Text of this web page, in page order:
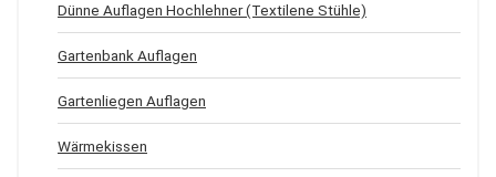
Dünne Auflagen Hochlehner (Textilene Stühle)
Gartenbank Auflagen
Gartenliegen Auflagen
Wärmekissen